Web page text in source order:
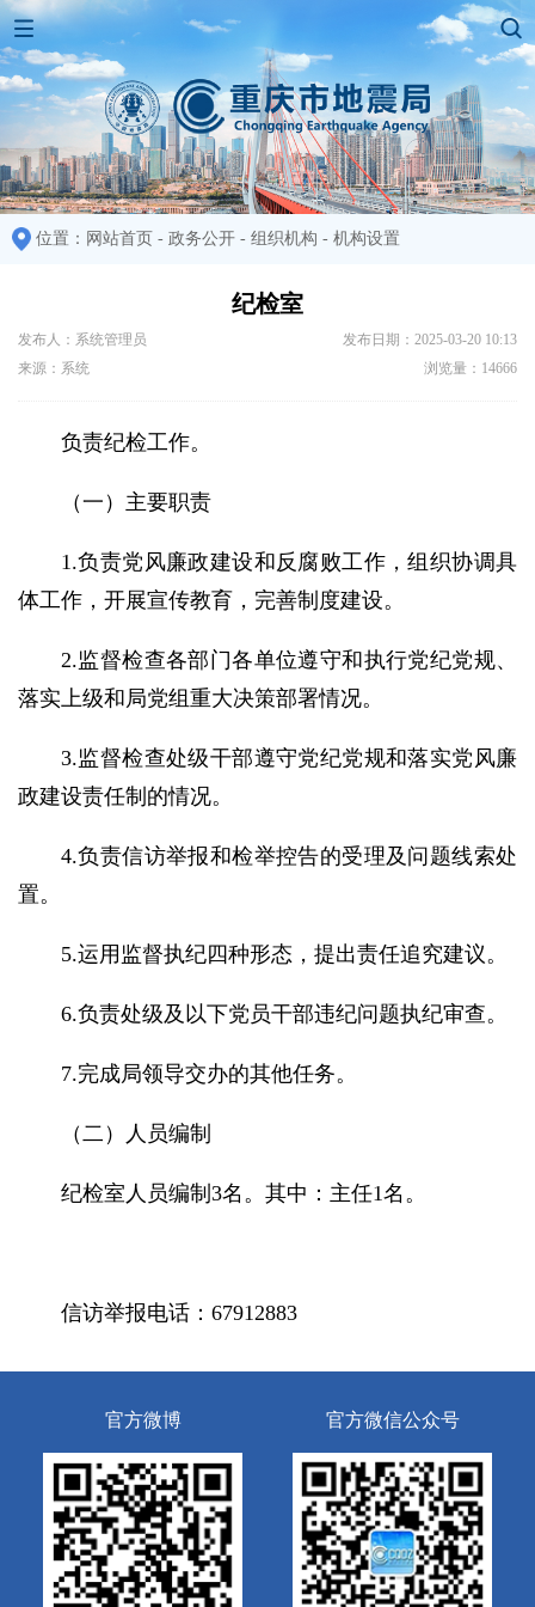
位置： 网站首页 - 政务公开 - 组织机构 - 机构设置
纪检室
发布人：系统管理员
发布日期：2025-03-20 10:13
来源：系统
浏览量：14666
负责纪检工作。
（一）主要职责
1.负责党风廉政建设和反腐败工作，组织协调具
体工作，开展宣传教育，完善制度建设。
2.监督检查各部门各单位遵守和执行党纪党规、
落实上级和局党组重大决策部署情况。
3.监督检查处级干部遵守党纪党规和落实党风廉
政建设责任制的情况。
4.负责信访举报和检举控告的受理及问题线索处
置。
5.运用监督执纪四种形态，提出责任追究建议。
6.负责处级及以下党员干部违纪问题执纪审查。
7.完成局领导交办的其他任务。
（二）人员编制
纪检室人员编制3名。其中：主任1名。
信访举报电话：67912883
官方微博 官方微信公众号